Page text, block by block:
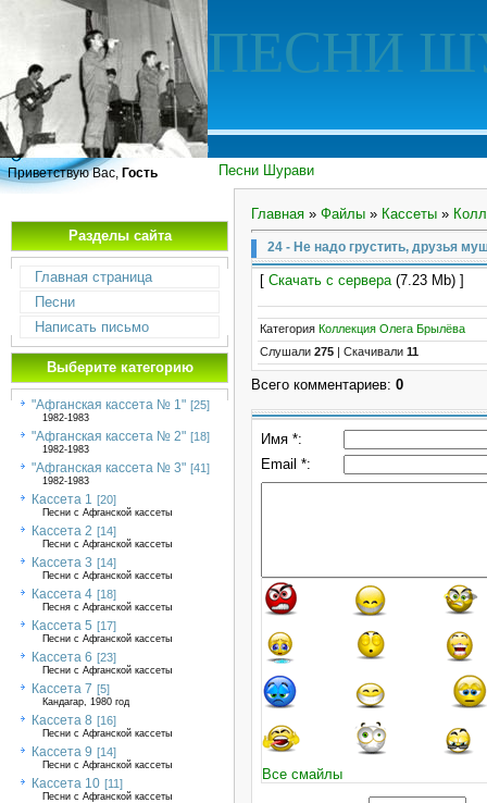
ПЕСНИ
Песни Шурави
Приветствую Вас, Гость
Разделы сайта
Главная страница
Песни
Написать письмо
Выберите категорию
"Афганская кассета № 1" [25]
1982-1983
"Афганская кассета № 2" [18]
1982-1983
"Афганская кассета № 3" [41]
1982-1983
Кассета 1 [20]
Песни с Афганской кассеты
Кассета 2 [14]
Песни с Афганской кассеты
Кассета 3 [14]
Песни с Афганской кассеты
Кассета 4 [18]
Песня с Афганской кассеты
Кассета 5 [17]
Песни с Афганской кассеты
Кассета 6 [23]
Песни с Афганской кассеты
Кассета 7 [5]
Кандагар, 1980 год
Кассета 8 [16]
Песни с Афганской кассеты
Кассета 9 [14]
Песни с Афганской кассеты
Кассета 10 [11]
Песни с Афганской кассеты
Главная » Файлы » Кассеты »
24 - Не надо грустить, друзья
[ Скачать с сервера(7.23 Mb) ]
Категория Коллекция Олега Брылёва
Слушали 275 Скачивали 11
Всего комментариев: 0
Имя *:
Email *:
Все смайлы